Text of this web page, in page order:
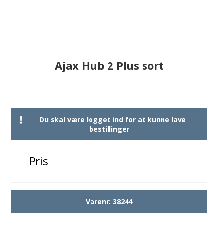
Ajax Hub 2 Plus sort
Du skal være logget ind for at kunne lave
bestillinger
Pris
Varenr: 38244